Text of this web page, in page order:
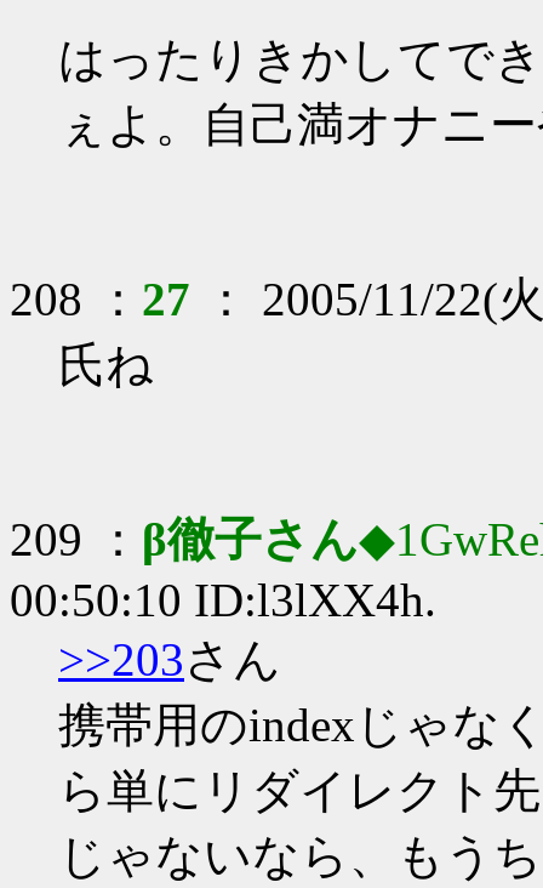
はったりきかしてで
ぇよ。自己満オナニ
208 ： 27 ： 2005/11/22(
氏ね
209 ： β徹子さん
00:50:10 ID:l3lXX4h.
>>203さん
携帯用のindexじゃな
ら単にリダイレクト
じゃないなら、もう